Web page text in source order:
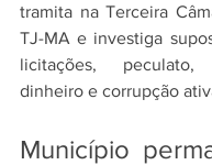
tramita na Terceira
TJ-MA e investiga
licitações,
dinheiro e corrupção
Município